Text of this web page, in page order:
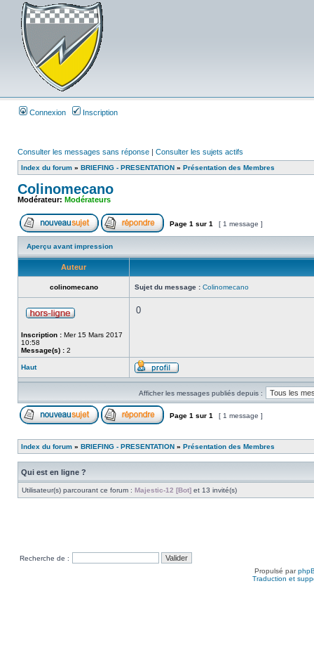
Connexion Inscription
Consulter les messages sans réponse | Consulter les sujets actifs
Index du forum » BRIEFING - PRESENTATION » Présentation des Membres
Colinomecano
Modérateur: Modérateurs
Page 1 sur 1 [ 1 message ]
Aperçu avant impression
Auteur
colinomecano Sujet du message : Colinomecano
Inscription : Mer 15 Mars 2017
10:58
Message(s) : 2
0
Haut
Afficher les messages publiés depuis :
Page 1 sur 1 [ 1 message ]
Index du forum » BRIEFING - PRESENTATION » Présentation des Membres
Qui est en ligne ?
Utilisateur(s) parcourant ce forum : Majestic-12 [Bot] et 13 invité(s)
Recherche de :
Propulsé par
Traduction et